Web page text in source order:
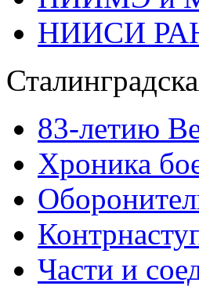
НИИСИ
83-летию
Хроника
Части и